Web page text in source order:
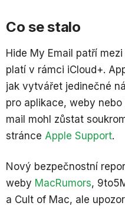
Co se stalo
Hide My Email patří
platí v rámci iCloud+.
jak vytvářet jedinečné
pro aplikace, weby
mail mohl zůstat
stránce Apple Support.
Nový bezpečnostní
weby MacRumors,
a Cult of Mac, ale